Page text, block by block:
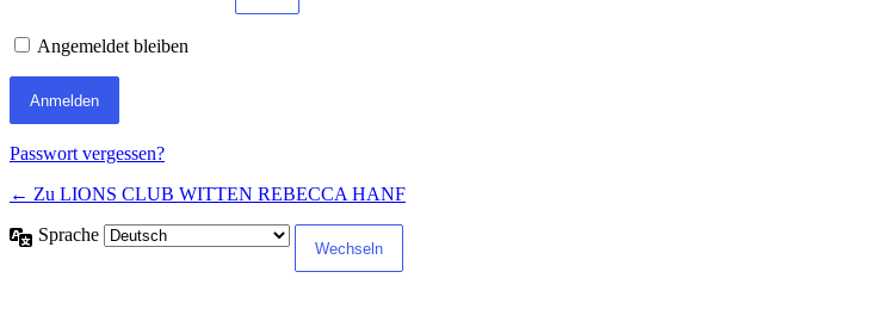
Angemeldet bleiben
Passwort vergessen?
← Zu LIONS CLUB WITTEN REBECCA HANF
Sprache